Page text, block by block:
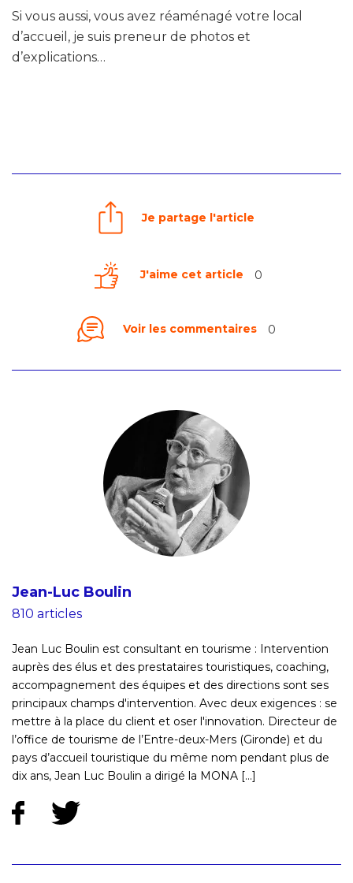
Si vous aussi, vous avez réaménagé votre local
d’accueil, je suis preneur de photos et
d’explications…
Je partage l'article
J'aime cet article 0
Voir les commentaires 0
Jean-Luc Boulin
810 articles
Jean Luc Boulin est consultant en tourisme : Intervention
auprès des élus et des prestataires touristiques, coaching,
accompagnement des équipes et des directions sont ses
principaux champs d'intervention. Avec deux exigences : se
mettre à la place du client et oser l'innovation. Directeur de
l’office de tourisme de l’Entre-deux-Mers (Gironde) et du
pays d’accueil touristique du même nom pendant plus de
dix ans, Jean Luc Boulin a dirigé la MONA [...]